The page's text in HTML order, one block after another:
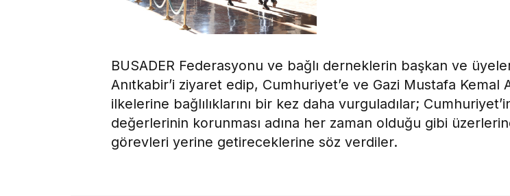
BUSADER Federasyonu ve bağlı derneklerin başkan ve
Anıtkabir’i ziyaret edip, Cumhuriyet’e ve Gazi Mustafa Kemal
ilkelerine bağlılıklarını bir kez daha vurguladılar;
değerlerinin korunması adına her zaman olduğu gibi
görevleri yerine getireceklerine söz verdiler.